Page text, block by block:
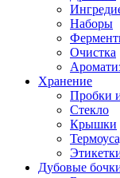
Наборы
Очистка
Хранение
Пробки
Стекло
Крышки
Дубовые